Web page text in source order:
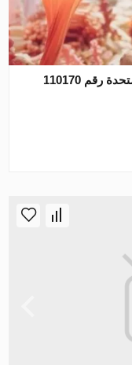
رقم 110170